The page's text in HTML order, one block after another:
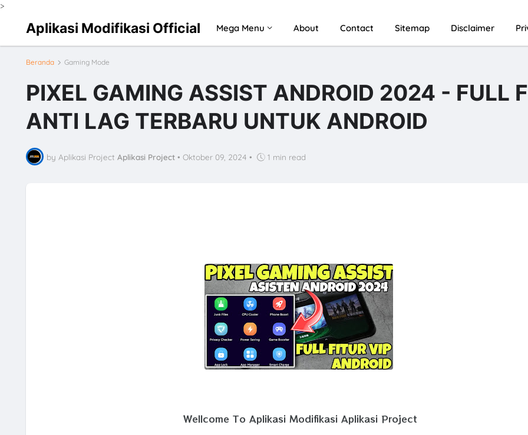
>
Aplikasi Modifikasi Official Mega Menu About Contact Sitemap Disclaimer
Beranda Gaming Mode
PIXEL GAMING ASSIST ANDROID 2024 - FULL
ANTI LAG TERBARU UNTUK ANDROID
by Aplikasi Project Aplikasi Project • Oktober 09, 2024 • 1 min read
Wellcome To Aplikasi Modifikasi Aplikasi Project